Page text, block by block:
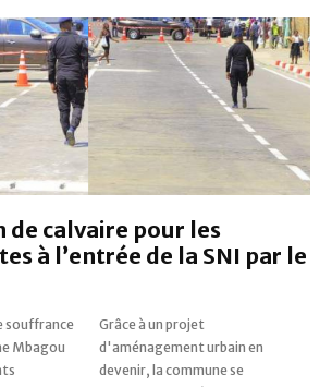
de calvaire pour les
à l’entrée de la SNI par le
souffrance
Mbagou
projet
en